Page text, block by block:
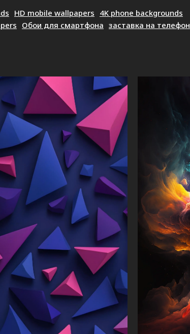
HD mobile wallpapers 4K phone backgrounds
Обои для смартфона заставка на телефон